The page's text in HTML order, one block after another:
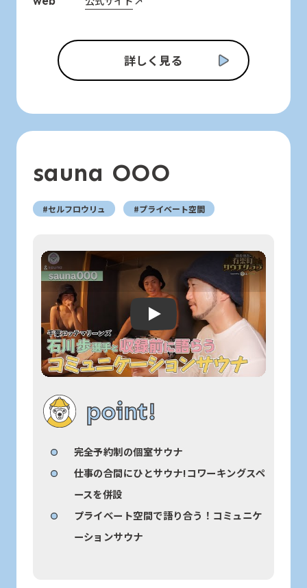
詳しく見る
sauna OOO
#セルフロウリュ #プライベート空間
Play: Keynote (Google I/O '18)
point!
完全予約制の個室サウナ
仕事の合間にひとサウナ!コワーキングスペ
ースを併設
プライベート空間で語り合う！コミュニケ
ーションサウナ